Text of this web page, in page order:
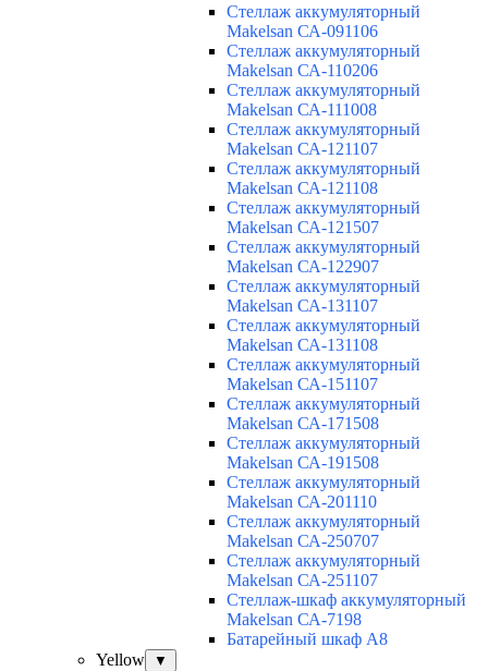
Cтеллаж аккумуляторный
Makelsan СА-091106
Cтеллаж аккумуляторный
Makelsan СА-110206
Cтеллаж аккумуляторный
Makelsan СА-111008
Cтеллаж аккумуляторный
Makelsan СА-121107
Cтеллаж аккумуляторный
Makelsan СА-121108
Cтеллаж аккумуляторный
Makelsan СА-121507
Cтеллаж аккумуляторный
Makelsan СА-122907
Cтеллаж аккумуляторный
Makelsan СА-131107
Cтеллаж аккумуляторный
Makelsan СА-131108
Cтеллаж аккумуляторный
Makelsan СА-151107
Cтеллаж аккумуляторный
Makelsan СА-171508
Cтеллаж аккумуляторный
Makelsan СА-191508
Cтеллаж аккумуляторный
Makelsan СА-201110
Cтеллаж аккумуляторный
Makelsan СА-250707
Cтеллаж аккумуляторный
Makelsan СА-251107
Стеллаж-шкаф аккумуляторный
Makelsan СА-7198
Батарейный шкаф А8
Yellow
▼